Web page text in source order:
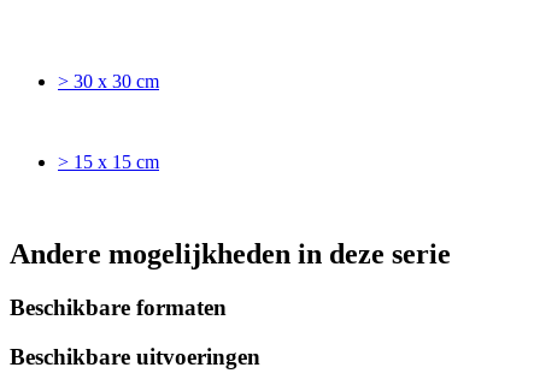
> 30 x 30 cm
> 15 x 15 cm
Andere mogelijkheden in deze serie
Beschikbare formaten
Beschikbare uitvoeringen